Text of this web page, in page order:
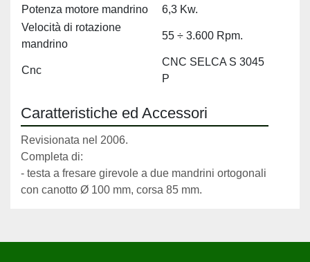
Potenza motore mandrino
6,3 Kw.
Velocità di rotazione
mandrino
55 ÷ 3.600 Rpm.
Cnc
CNC SELCA S 3045
P
Caratteristiche ed Accessori
Revisionata nel 2006.
Completa di:
- testa a fresare girevole a due mandrini ortogonali
con canotto Ø 100 mm, corsa 85 mm.